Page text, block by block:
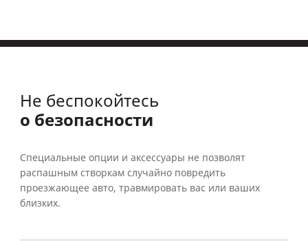
Не беспокойтесь
о безопасности
Специальные опции и аксессуары не позволят
распашным створкам случайно повредить
проезжающее авто, травмировать вас или ваших
близких.